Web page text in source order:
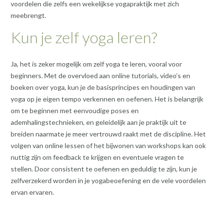
voordelen die zelfs een wekelijkse yogapraktijk met zich
meebrengt.
Kun je zelf yoga leren?
Ja, het is zeker mogelijk om zelf yoga te leren, vooral voor
beginners. Met de overvloed aan online tutorials, video’s en
boeken over yoga, kun je de basisprincipes en houdingen van
yoga op je eigen tempo verkennen en oefenen. Het is belangrijk
om te beginnen met eenvoudige poses en
ademhalingstechnieken, en geleidelijk aan je praktijk uit te
breiden naarmate je meer vertrouwd raakt met de discipline. Het
volgen van online lessen of het bijwonen van workshops kan ook
nuttig zijn om feedback te krijgen en eventuele vragen te
stellen. Door consistent te oefenen en geduldig te zijn, kun je
zelfverzekerd worden in je yogabeoefening en de vele voordelen
ervan ervaren.